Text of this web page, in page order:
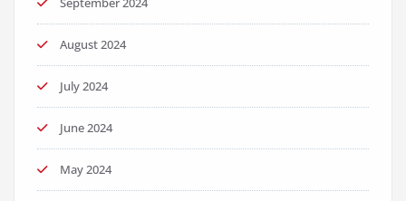
August 2024
July 2024
June 2024
May 2024